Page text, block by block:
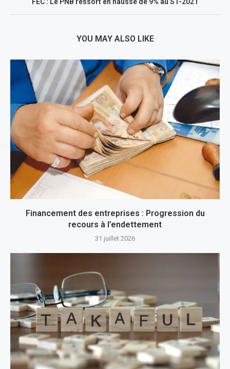
YOU MAY ALSO LIKE
Financement des entreprises : Progression du
recours à l’endettement
31 juillet 2026